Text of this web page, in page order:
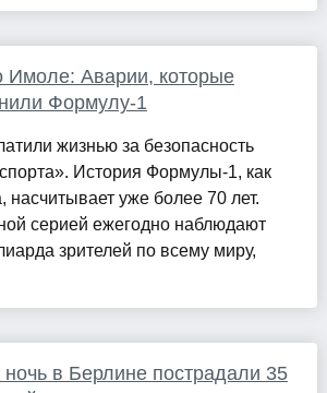
Аварии, которые
Формулу-1
жизнью за безопасность
История Формулы-1, как
насчитывает уже более 70 лет.
серией ежегодно наблюдают
зрителей по всему миру,
в Берлине пострадали 35